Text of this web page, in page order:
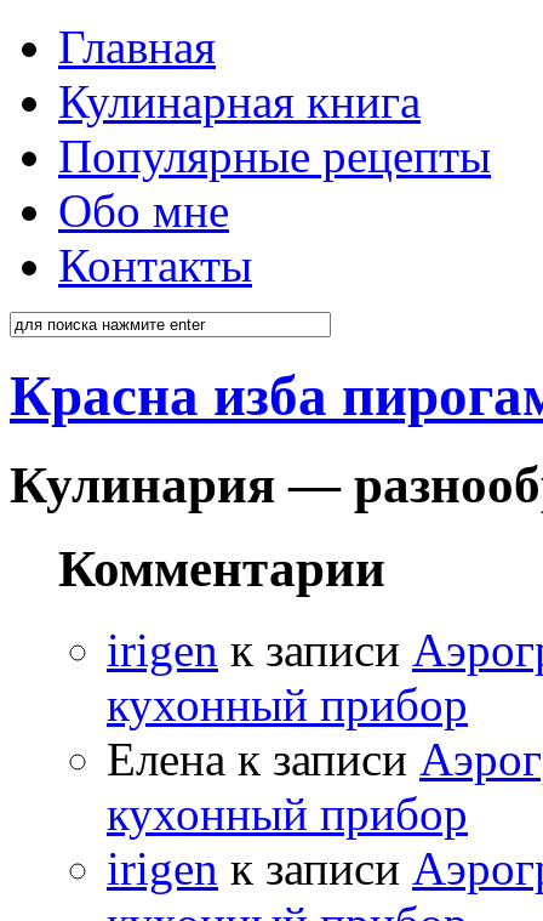
Главная
Кулинарная книга
Популярные рецепты
Обо мне
Контакты
Красна изба
Кулинария —
Комментарии
irigen к записи
кухонный прибор
Елена к записи
кухонный прибор
irigen к записи